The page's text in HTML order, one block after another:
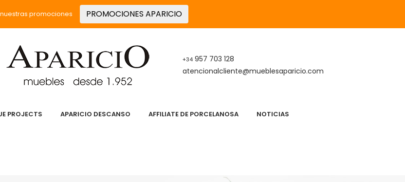
promociones PROMOCIONES APARICIO
+34 957 703 128
atencionalcliente@mueblesaparicio.com
PROJECTS APARICIO DESCANSO AFFILIATE DE PORCELANOSA NOTICIAS